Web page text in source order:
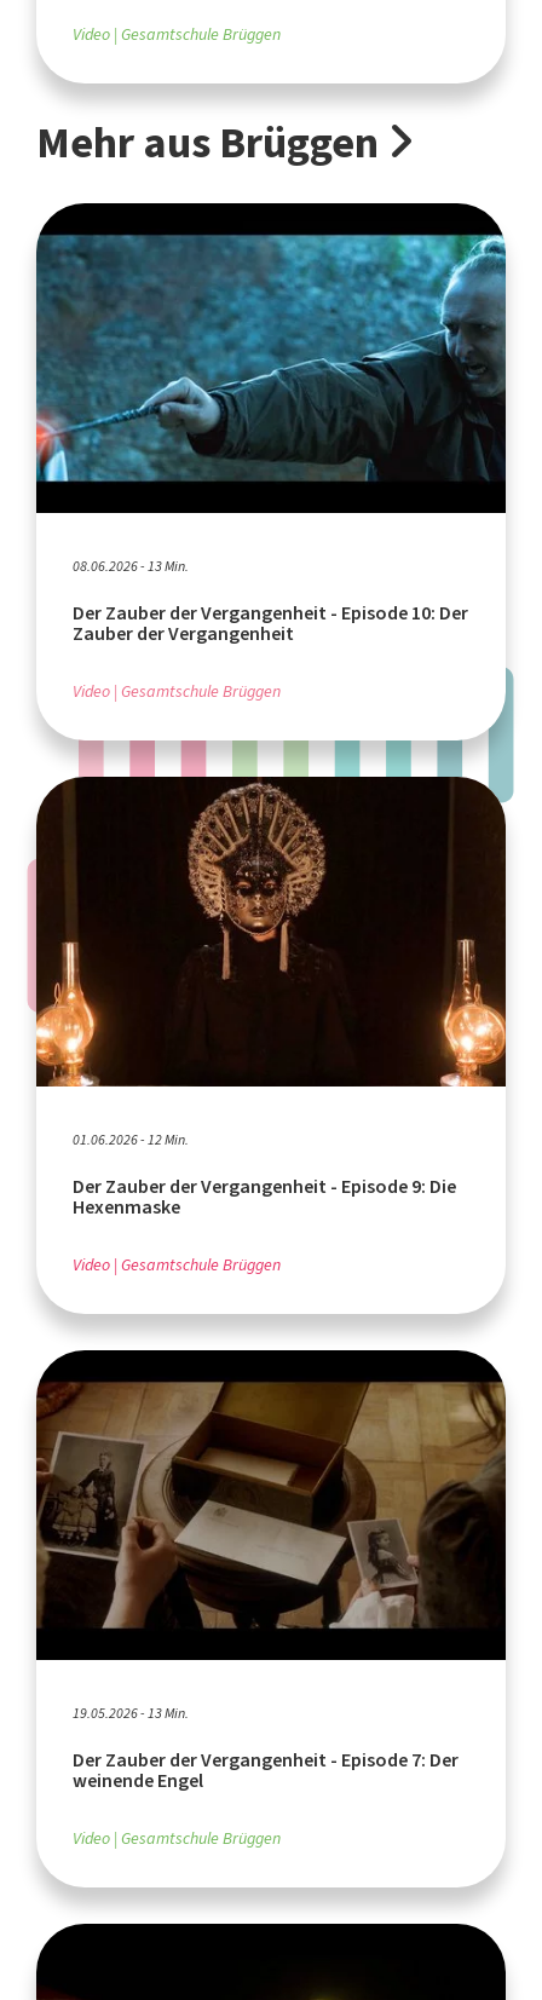
Video Gesamtschule Brüggen
Mehr aus Brüggen
08.06.2026 - 13 Min.
Der Zauber der Vergangenheit - Episode 10: Der
Zauber der Vergangenheit
Video Gesamtschule Brüggen
01.06.2026 - 12 Min.
Der Zauber der Vergangenheit - Episode 9: Die
Hexenmaske
Video Gesamtschule Brüggen
19.05.2026 - 13 Min.
Der Zauber der Vergangenheit - Episode 7: Der
weinende Engel
Video Gesamtschule Brüggen